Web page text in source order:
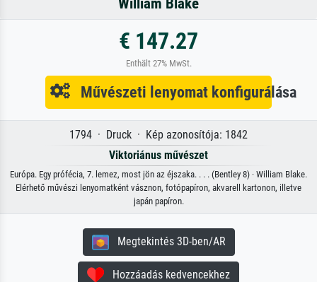
€ 147.27
Enthält 27% MwSt.
Művészeti lenyomat konfigurálása
1794 · Druck · Kép azonosítója: 1842
Viktoriánus művészet
Európa. Egy prófécia, 7. lemez, most jön az éjszaka. . . . (Bentley 8) · William Blake.
Elérhető művészi lenyomatként vásznon, fotópapíron, akvarell kartonon, illetve
japán papíron.
Megtekintés 3D-ben/AR
Hozzáadás kedvencekhez